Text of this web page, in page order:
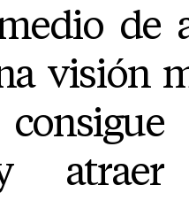
de
visión
atraer